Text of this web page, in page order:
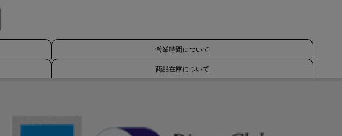
営業時間について
商品在庫について